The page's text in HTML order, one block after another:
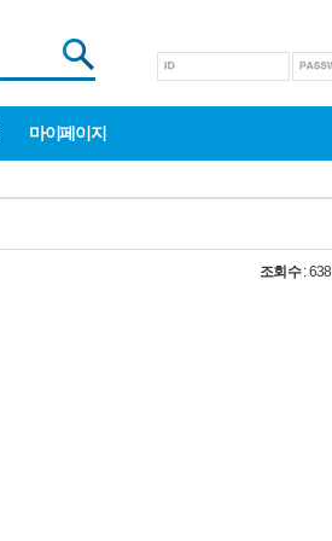
마이페이지
조회수: